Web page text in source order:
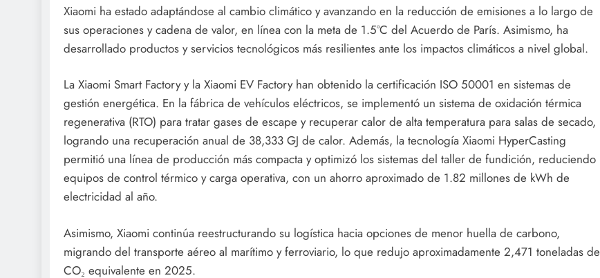
Xiaomi ha estado adaptándose al cambio climático y avanzando en la reducción de emisiones a lo largo de
sus operaciones y cadena de valor, en línea con la meta de 1.5°C del Acuerdo de París. Asimismo, ha
desarrollado productos y servicios tecnológicos más resilientes ante los impactos climáticos a nivel global.
La Xiaomi Smart Factory y la Xiaomi EV Factory han obtenido la certificación ISO 50001 en sistemas de
gestión energética. En la fábrica de vehículos eléctricos, se implementó un sistema de oxidación térmica
regenerativa (RTO) para tratar gases de escape y recuperar calor de alta temperatura para salas de secado,
logrando una recuperación anual de 38,333 GJ de calor. Además, la tecnología Xiaomi HyperCasting
permitió una línea de producción más compacta y optimizó los sistemas del taller de fundición, reduciendo
equipos de control térmico y carga operativa, con un ahorro aproximado de 1.82 millones de kWh de
electricidad al año.
Asimismo, Xiaomi continúa reestructurando su logística hacia opciones de menor huella de carbono,
migrando del transporte aéreo al marítimo y ferroviario, lo que redujo aproximadamente 2,471 toneladas de
CO₂ equivalente en 2025.